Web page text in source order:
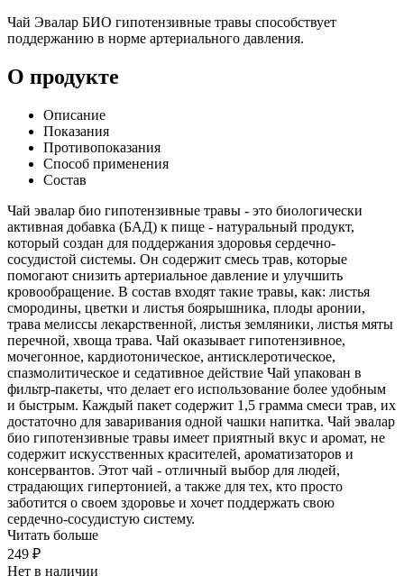
Чай Эвалар БИО гипотензивные травы способствует
поддержанию в норме артериального давления.
О продукте
Описание
Показания
Противопоказания
Способ применения
Состав
Чай эвалар био гипотензивные травы - это биологически
активная добавка (БАД) к пище - натуральный продукт,
который создан для поддержания здоровья сердечно-
сосудистой системы. Он содержит смесь трав, которые
помогают снизить артериальное давление и улучшить
кровообращение. В состав входят такие травы, как: листья
смородины, цветки и листья боярышника, плоды аронии,
трава мелиссы лекарственной, листья земляники, листья мяты
перечной, хвоща трава. Чай оказывает гипотензивное,
мочегонное, кардиотоническое, антисклеротическое,
спазмолитическое и седативное действие Чай упакован в
фильтр-пакеты, что делает его использование более удобным
и быстрым. Каждый пакет содержит 1,5 грамма смеси трав, их
достаточно для заваривания одной чашки напитка. Чай эвалар
био гипотензивные травы имеет приятный вкус и аромат, не
содержит искусственных красителей, ароматизаторов и
консервантов. Этот чай - отличный выбор для людей,
страдающих гипертонией, а также для тех, кто просто
заботится о своем здоровье и хочет поддержать свою
сердечно-сосудистую систему.
Читать больше
249 ₽
Нет в наличии